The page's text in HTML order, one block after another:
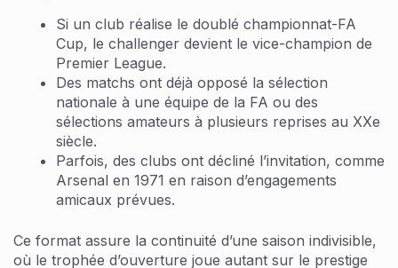
Si un club réalise le doublé championnat-FA
Cup, le challenger devient le vice-champion de
Premier League.
Des matchs ont déjà opposé la sélection
nationale à une équipe de la FA ou des
sélections amateurs à plusieurs reprises au XXe
siècle.
Parfois, des clubs ont décliné l’invitation, comme
Arsenal en 1971 en raison d’engagements
amicaux prévues.
Ce format assure la continuité d’une saison indivisible,
où le trophée d’ouverture joue autant sur le prestige